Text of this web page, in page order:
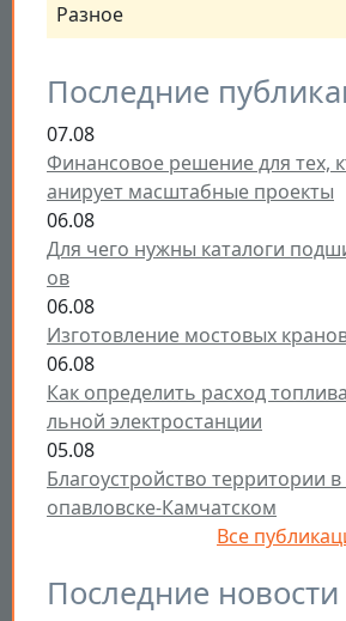
Разное
Последние
07.08
Финансовое решение для тех,
анирует масштабные проекты
06.08
Для чего нужны каталоги
ов
06.08
Изготовление мостовых
06.08
Как определить расход
льной электростанции
05.08
Благоустройство территории
опавловске-Камчатском
Все
Последние новости